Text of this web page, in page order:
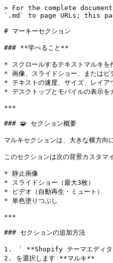
> For the complete
`.md` to page URLs; this
# マーキーセクション
### **学べること**
* スクロールするテキストマルキを
* 画像、スライドショー、またはビ
* テキストの速度、サイズ、レイア
* デスクトップとモバイルの表示を
***
### 🧩 セクション概要
マルキセクションは、大きな横方向
このセクションは次の背景カスタマ
* 静止画像
* スライドショー（最大3枚）
* ビデオ（自動再生・ミュート）
* 単色塗りつぶし
***
### セクションの追加方法
1. 「 **Shopify テーマエディタ
2. を選択します **マルキ**